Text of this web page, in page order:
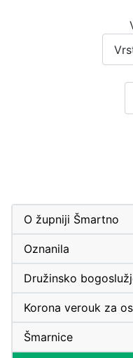
O župniji Šmartno
Oznanila
Družinsko
Korona verouk za
Šmarnice